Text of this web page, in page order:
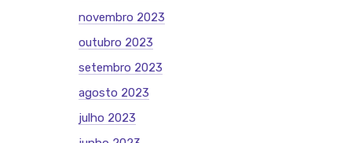
novembro 2023
outubro 2023
setembro 2023
agosto 2023
julho 2023